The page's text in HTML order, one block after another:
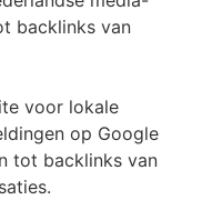
backlinks van
voor lokale
op Google
tot backlinks van